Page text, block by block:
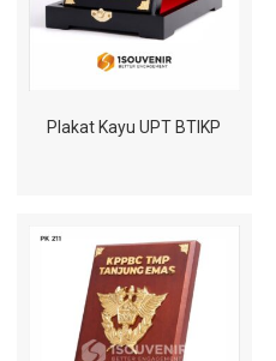
Plakat Kayu UPT BTIKP